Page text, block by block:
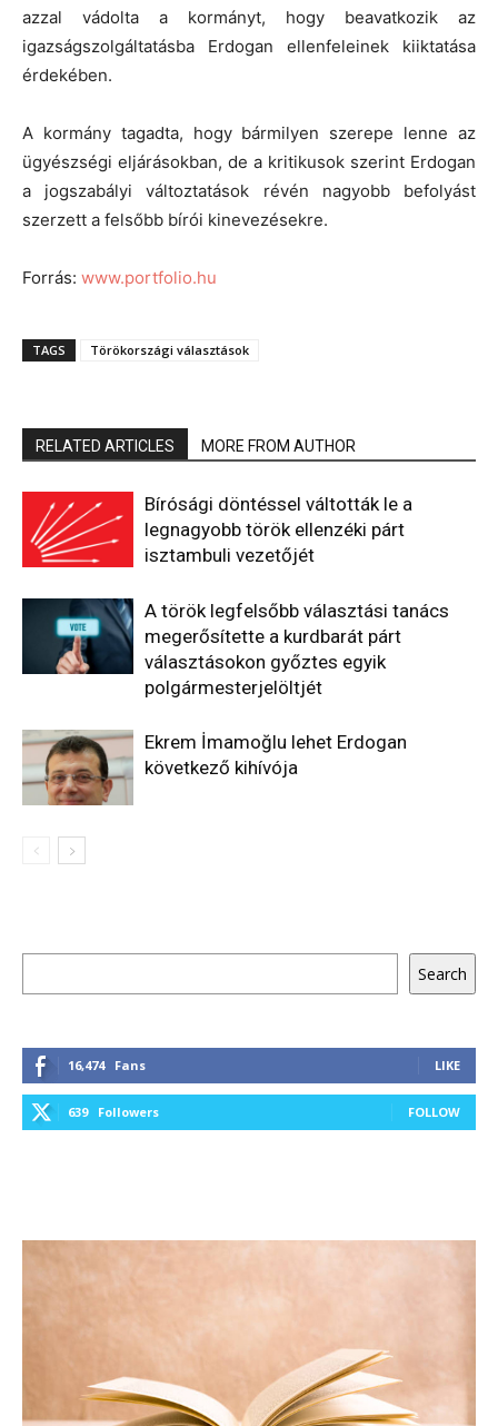
azzal vádolta a kormányt, hogy beavatkozik az
igazságszolgáltatásba Erdogan ellenfeleinek kiiktatása
érdekében.
A kormány tagadta, hogy bármilyen szerepe lenne az
ügyészségi eljárásokban, de a kritikusok szerint Erdogan
a jogszabályi változtatások révén nagyobb befolyást
szerzett a felsőbb bírói kinevezésekre.
Forrás: www.portfolio.hu
TAGS Törökországi választások
RELATED ARTICLES MORE FROM AUTHOR
Bírósági döntéssel váltották le a
legnagyobb török ellenzéki párt
isztambuli vezetőjét
A török legfelsőbb választási tanács
megerősítette a kurdbarát párt
választásokon győztes egyik
polgármesterjelöltjét
Ekrem İmamoğlu lehet Erdogan
következő kihívója
Search
16,474 Fans LIKE
639 Followers FOLLOW